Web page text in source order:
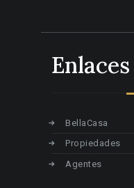
Enlaces
BellaCasa
Propiedades
Agentes